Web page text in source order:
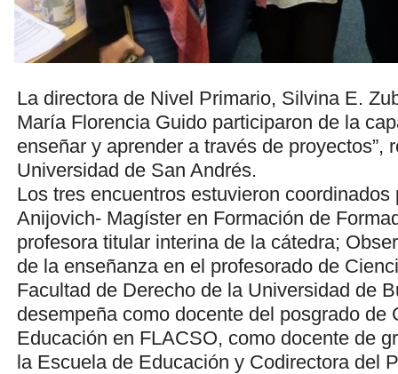
La directora de Nivel Primario, Silvina E.
María Florencia Guido participaron de la
enseñar y aprender a través de proyectos”,
Universidad de San Andrés.
Los tres encuentros estuvieron coordinados
Anijovich- Magíster en Formación de
profesora titular interina de la cátedra;
de la enseñanza en el profesorado de
Facultad de Derecho de la Universidad de
desempeña como docente del posgrado de
Educación en FLACSO, como docente de
la Escuela de Educación y Codirectora del